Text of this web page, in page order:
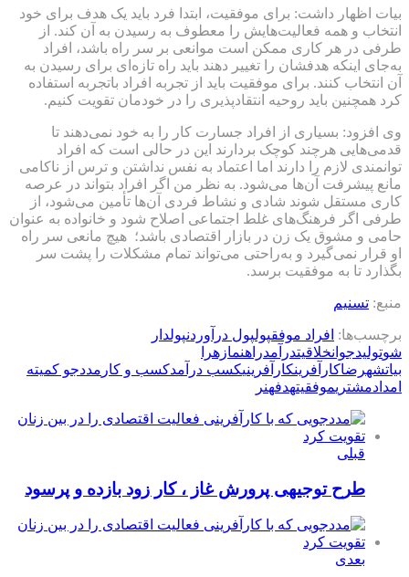
بیات اظهار داشت: برای موفقیت، ابتدا فرد باید یک هدف برای خود
انتخاب و همه فعالیت‌هایش را معطوف به رسیدن به آن کند. از
طرفی در هر کاری ممکن است موانعی بر سر راه باشد، افراد
به‌جای اینکه هدفشان را تغییر دهند باید راه تازه‌ای برای رسیدن به
آن انتخاب کنند. برای موفقیت باید از تجربه افراد باتجربه استفاده
کرد همچنین باید روحیه انتقادپذیری را در خودمان تقویت کنیم.
وی افزود: بسیاری از افراد جسارت کار را به خود نمی‌دهند تا
قدمی‌هایی هرچند کوچک بردارند این در حالی است که افراد
توانمندی لازم را دارند اما اعتماد به‌ نفس نداشتن و ترس از ناکامی
مانع پیشرفت آن‌ها می‌شود. به نظر من اگر افراد بتواند در عرصه
کاری مستقل شوند شادی و نشاط فردی آن‌ها تأمین می‌شود، از
طرفی اگر فرهنگ‌های غلط اجتماعی اصلاح شود و خانواده به‌ عنوان
حامی و مشوق یک زن در بازار اقتصادی باشد؛ هیچ مانعی سر راه
او قرار نمی‌گیرد و به‌راحتی می‌تواند تمام مشکلات را پشت سر
بگذارد تا به موفقیت برسد.
منبع: تسنیم
برچسب‌ها: افراد موفقپولپول درآوردنپولدار
شوتولیدجوانخلاقیتدرآمدراهنمازهرا
بیاتشهرضاکارآفرینکارآفرینیکسب درآمدکسب و کار مددجو کمیته
امدادمشتریموفقیتهدفهنر
قبلی
طرح توجیهی پرورش غاز ، کار زود بازده و پرسود
بعدی